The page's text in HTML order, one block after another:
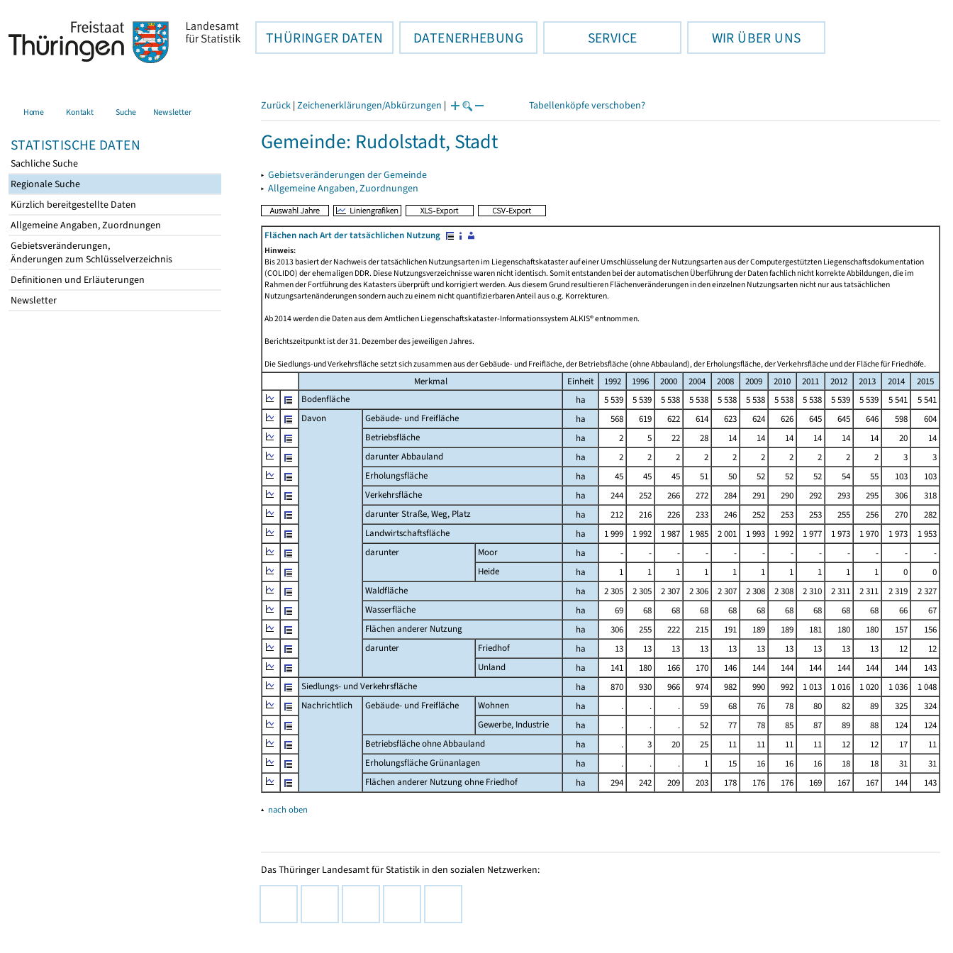
THÜRINGER DATEN DATENERHEBUNG SERVICE WIR ÜBER UNS
Home Kontakt Suche Newsletter
STATISTISCHE DATEN
Sachliche Suche
Regionale Suche
Kürzlich bereitgestellte Daten
Allgemeine Angaben, Zuordnungen
Gebietsveränderungen,
Änderungen zum Schlüsselverzeichnis
Definitionen und Erläuterungen
Newsletter
Zurück | Zeichenerklärungen/Abkürzungen | Tabellenköpfe verschoben?
Gemeinde: Rudolstadt, Stadt
▸ Gebietsveränderungen der Gemeinde
▸ Allgemeine Angaben, Zuordnungen
Flächen nach Art der tatsächlichen Nutzung
Hinweis:
Bis 2013 basiert der Nachweis der tatsächlichen Nutzungsarten im Liegenschaftskataster auf einer Umschlüsselung der Nutzungsarten aus der Computergestützten Liegenschaftsdokumentation
(COLIDO) der ehemaligen DDR. Diese Nutzungsverzeichnisse waren nicht identisch. Somit entstanden bei der automatischen Überführung der Daten fachlich nicht korrekte Abbildungen, die im
Rahmen der Fortführung des Katasters überprüft und korrigiert werden. Aus diesem Grund resultieren Flächenveränderungen in den einzelnen Nutzungsarten nicht nur aus tatsächlichen
Nutzungsartenänderungen sondern auch zu einem nicht quantifizierbaren Anteil aus o.g. Korrekturen.
Ab 2014 werden die Daten aus dem Amtlichen Liegenschaftskataster-Informationssystem ALKIS® entnommen.
Berichtszeitpunkt ist der 31. Dezember des jeweiligen Jahres.
Die Siedlungs-und Verkehrsfläche setzt sich zusammen aus der Gebäude- und Freifläche, der Betriebsfläche (ohne Abbauland), der Erholungsfläche, der Verkehrsfläche und der Fläche für Friedhöfe.
Merkmal Einheit 1992 1996 2000 2004 2008 2009 2010 2011 2012 2013 2014
2015
Bodenfläche
ha 5 539 5 539 5 538 5 538 5 538 5 538 5 538 5 538 5 539 5 539 5 541
5 541
Davon
Gebäude- und Freifläche ha 568 619 622 614 623 624 626 645 645 646 598
604
Betriebsfläche
ha 2 5 22 28 14 14 14 14 14 14 20
14
darunter Abbauland
ha 2 2 2 2 2 2 2 2 2 2 3
3
Erholungsfläche
ha 45 45 45 51 50 52 52 52 54 55 103
103
Verkehrsfläche
ha 244 252 266 272 284 291 290 292 293 295 306
318
darunter Straße, Weg, Platz
ha 212 216 226 233 246 252 253 253 255 256 270
282
Landwirtschaftsfläche
ha 1 999 1 992 1 987 1 985 2 001 1 993 1 992 1 977 1 973 1 970 1 973
1 953
darunter
Moor ha - - - - - - - - - - -
-
Heide
ha 1 1 1 1 1 1 1 1 1 1 0
0
Waldfläche
ha 2 305 2 305 2 307 2 306 2 307 2 308 2 308 2 310 2 311 2 311 2 319
2 327
Wasserfläche
ha 69 68 68 68 68 68 68 68 68 68 66
67
Flächen anderer Nutzung
ha 306 255 222 215 191 189 189 181 180 180 157
156
darunter
Friedhof ha 13 13 13 13 13 13 13 13 13 13 12
12
Unland
ha 141 180 166 170 146 144 144 144 144 144 144
143
Siedlungs- und Verkehrsfläche
ha 870 930 966 974 982 990 992 1 013 1 016 1 020 1 036
1 048
Nachrichtlich
Gebäude- und Freifläche Wohnen ha . . . 59 68 76 78 80 82 89 325
324
Gewerbe, Industrie
ha . . . 52 77 78 85 87 89 88 124
124
Betriebsfläche ohne Abbauland
ha . 3 20 25 11 11 11 11 12 12 17
11
Erholungsfläche Grünanlagen
ha . . . 1 15 16 16 16 18 18 31
31
Flächen anderer Nutzung ohne Friedhof
ha 294 242 209 203 178 176 176 169 167 167 144 143
▴ nach oben
Das Thüringer Landesamt für Statistik in den sozialen Netzwerken: